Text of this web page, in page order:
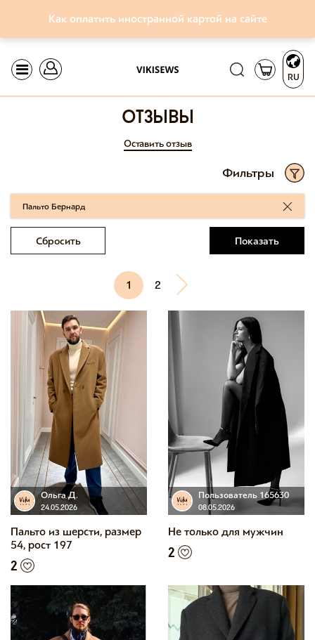
Как оплатить иностранной картой на сайте
RU
отзывы
Оставить отзыв
Фильтры
Пальто Бернард
Сбросить Показать
1 2
Ольга Д.
24.05.2026
Пальто из шерсти, размер
54, рост 197
2
Пользователь 165630
08.05.2026
Не только для мужчин
2